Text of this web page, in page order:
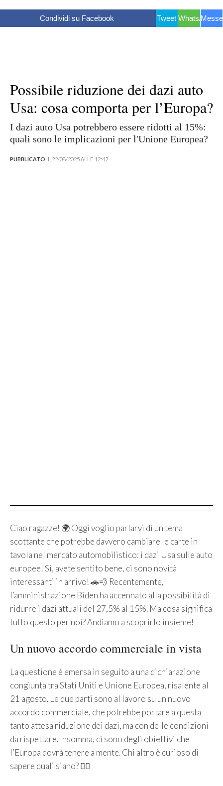
Condividi su Facebook Tweet WhatsApp
Possibile riduzione dei dazi auto
Usa: cosa comporta per l’Europa?
I dazi auto Usa potrebbero essere ridotti al 15%:
quali sono le implicazioni per l'Unione Europea?
PUBBLICATO IL 22/08/2025 ALLE 12:42
Ciao ragazze! 🌍 Oggi voglio parlarvi di un tema
scottante che potrebbe davvero cambiare le carte in
tavola nel mercato automobilistico: i dazi Usa sulle auto
europee! Sì, avete sentito bene, ci sono novità
interessanti in arrivo! 🚗💨 Recentemente,
l’amministrazione Biden ha accennato alla possibilità di
ridurre i dazi attuali del 27,5% al 15%. Ma cosa significa
tutto questo per noi? Andiamo a scoprirlo insieme!
Un nuovo accordo commerciale in vista
La questione è emersa in seguito a una dichiarazione
congiunta tra Stati Uniti e Unione Europea, risalente al
21 agosto. Le due parti sono al lavoro su un nuovo
accordo commerciale, che potrebbe portare a questa
tanto attesa riduzione dei dazi, ma con delle condizioni
da rispettare. Insomma, ci sono degli obiettivi che
l’Europa dovrà tenere a mente. Chi altro è curioso di
sapere quali siano? 🙋‍♀️